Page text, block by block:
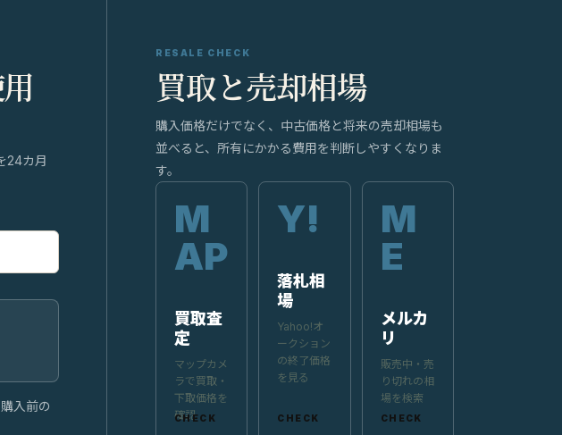
24カ月
入前の
RESALE CHECK
買取と売却相場
購入価格だけでなく、中古価格と将来の売却相場も
並べると、所有にかかる費用を判断しやすくなりま
す。
買取査
定
マップカメ
ラで買取・
下取価格を
確認
落札相
場
Yahoo!オ
ークション
の終了価格
を見る
メルカ
リ
販売中・売
り切れの相
場を検索